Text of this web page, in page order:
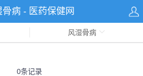
骨病 - 医药保健网
风湿骨病
0条记录